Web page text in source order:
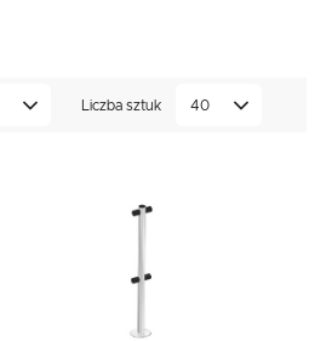
Liczba sztuk 40